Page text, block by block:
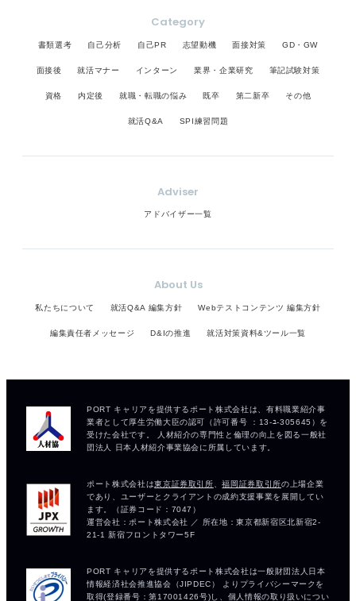
療に貢献していきたいのか、それを明確にすること
が重要です。その目的のためにどのような経験が必
に自分を見つめて判断してみてください。
す。 「この素晴らしいカフェで、その大きなやりが
いと喜びを味わいたい。そのために私は最大限の努
きるかを伝えるのです。 まずはこの決意を伝えられ
るカフェを選んでください。すべてはそこからで
向いていない人の特徴を知るよりも、あなたの特徴
あるなら、それがあなたに向いているということで
す。 それだけ理解していれば十分です。その感覚を
Category
書類選考 自己分析 自己PR 志望動機 面接対策 GD・GW
面接後 就活マナー インターン 業界・企業研究 筆記試験対策
資格 内定後 就職・転職の悩み 既卒 第二新卒 その他
就活Q&A SPI練習問題
Adviser
アドバイザー一覧
About Us
私たちについて 就活Q&A 編集方針 Webテストコンテンツ 編集方針
編集責任者メッセージ D&Iの推進 就活対策資料&ツール一覧